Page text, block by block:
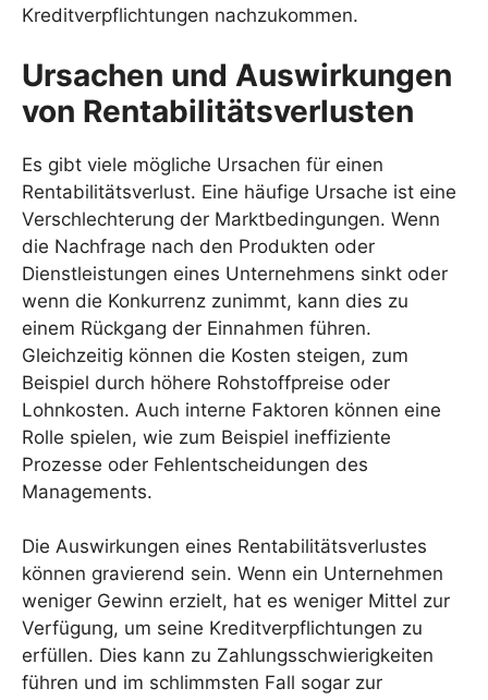
Kreditverpflichtungen nachzukommen.
Ursachen und Auswirkungen
von Rentabilitätsverlusten
Es gibt viele mögliche Ursachen für einen
Rentabilitätsverlust. Eine häufige Ursache ist eine
Verschlechterung der Marktbedingungen. Wenn
die Nachfrage nach den Produkten oder
Dienstleistungen eines Unternehmens sinkt oder
wenn die Konkurrenz zunimmt, kann dies zu
einem Rückgang der Einnahmen führen.
Gleichzeitig können die Kosten steigen, zum
Beispiel durch höhere Rohstoffpreise oder
Lohnkosten. Auch interne Faktoren können eine
Rolle spielen, wie zum Beispiel ineffiziente
Prozesse oder Fehlentscheidungen des
Managements.
Die Auswirkungen eines Rentabilitätsverlustes
können gravierend sein. Wenn ein Unternehmen
weniger Gewinn erzielt, hat es weniger Mittel zur
Verfügung, um seine Kreditverpflichtungen zu
erfüllen. Dies kann zu Zahlungsschwierigkeiten
führen und im schlimmsten Fall sogar zur